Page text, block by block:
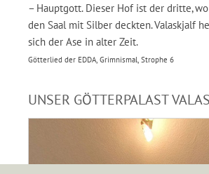
– Hauptgott. Dieser Hof ist der dritte,
den Saal mit Silber deckten. Valaskjalf
sich der Ase in alter Zeit.
Götterlied der EDDA, Grimnismal, Strophe 6
UNSER GÖTTERPALAST